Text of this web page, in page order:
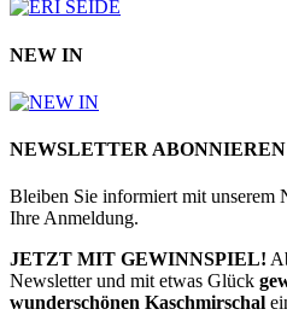
NEW IN
NEWSLETTER ABONNIEREN
Bleiben Sie informiert mit unserem
Ihre Anmeldung.
JETZT MIT GEWINNSPIEL!
Newsletter und mit etwas Glück
wunderschönen Kaschmirschal